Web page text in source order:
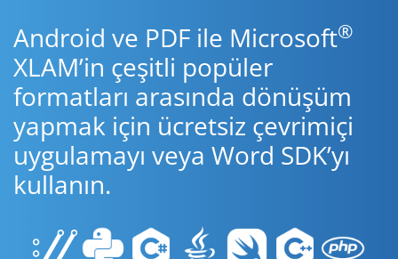
Android ve PDF ile Microsoft®
XLAM’in çeşitli popüler
formatları arasında dönüşüm
yapmak için ücretsiz çevrimiçi
uygulamayı veya Word SDK’yı
kullanın.